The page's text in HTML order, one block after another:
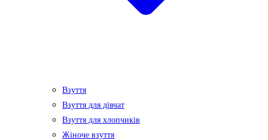
Взуття
Взуття для дівчат
Взуття для хлопчиків
Жіноче взуття